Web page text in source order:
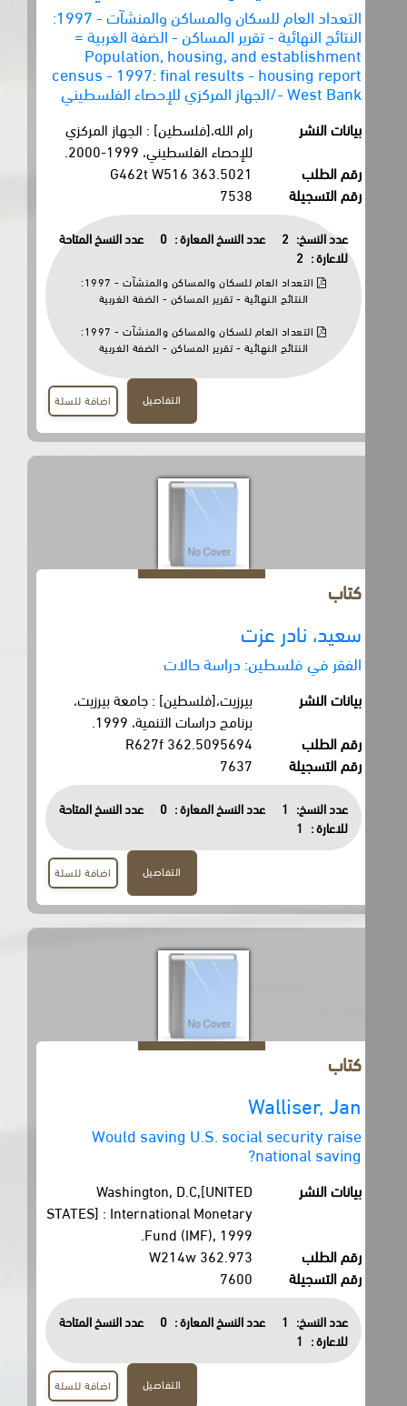
التعداد العام للسكان والمساكن والمنشآت - 1997:
النتائج النهائية - تقرير المساكن - الضفة الغربية =
Population, housing, and establishment
census - 1997: final results - housing report
- West Bank/الجهاز المركزي للإحصاء الفلسطيني
بيانات النشر
رام الله،[فلسطين] : الجهاز المركزي
للإحصاء الفلسطيني، 1999-2000.
رقم الطلب
363.5021 G462t W516
رقم التسجيلة
7538
عدد النسخ: 2 عدد النسخ المعارة : 0
عدد النسخ المتاحة
للاعارة : 2
التعداد العام للسكان والمساكن والمنشآت - 1997:
النتائج النهائية - تقرير المساكن - الضفة الغربية
التعداد العام للسكان والمساكن والمنشآت - 1997:
النتائج النهائية - تقرير المساكن - الضفة الغربية
اضافة للسلة
سعيد، نادر عزت
الفقر في فلسطين: دراسة حالات
بيانات النشر
بيرزيت،[فلسطين] : جامعة بيرزيت،
برنامج دراسات التنمية، 1999.
رقم الطلب
362.5095694 R627f
رقم التسجيلة
7637
عدد النسخ: 1 عدد النسخ المعارة : 0
عدد النسخ المتاحة
للاعارة :
1
اضافة للسلة
Walliser, Jan
Would saving U.S. social security raise
national saving?
بيانات النشر
Washington, D.C,[UNITED
STATES] : International Monetary
Fund (IMF), 1999.
رقم الطلب
362.973 W214w
رقم التسجيلة
7600
عدد النسخ: 1 عدد النسخ المعارة : 0
عدد النسخ المتاحة
للاعارة :
1
اضافة للسلة